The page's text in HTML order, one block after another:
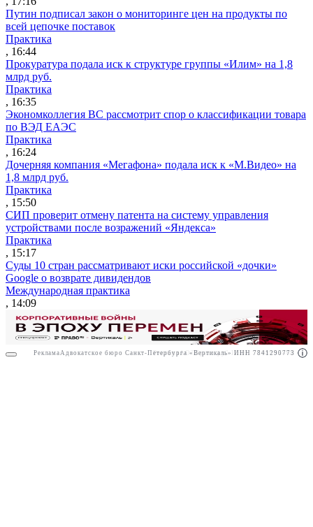
Реклама АО"Право.ру" ИНН: 7708095468
Путин подписал закон о мониторинге цен на продукты по
всей цепочке поставок
Практика
, 16:44
Прокуратура подала иск к структуре группы «Илим» на 1,8
млрд руб.
Практика
, 16:35
Экономколлегия ВС рассмотрит спор о классификации товара
по ВЭД ЕАЭС
Практика
, 16:24
Дочерняя компания «Мегафона» подала иск к «М.Видео» на
1,8 млрд руб.
Практика
, 15:50
СИП проверит отмену патента на систему управления
устройствами после возражений «Яндекса»
Практика
, 15:17
Суды 10 стран рассматривают иски российской «дочки»
Google о возврате дивидендов
Международная практика
, 14:09
Реклама Адвокатское бюро Санкт-Петербурга «Вертикаль» ИНН 7841290773